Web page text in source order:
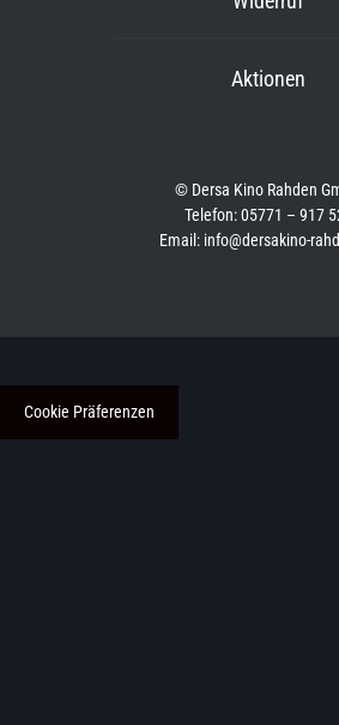
Aktionen
© Dersa Kino Rahden
Telefon: 05771 – 917
Email: info@dersakino-
Cookie Präferenzen